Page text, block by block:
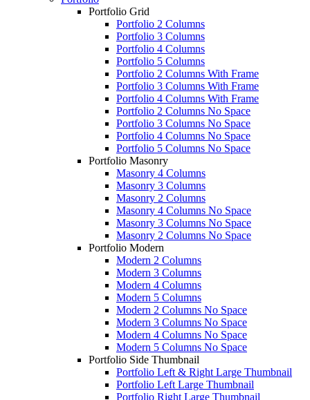
Portfolio Grid
Portfolio 2 Columns
Portfolio 3 Columns
Portfolio 4 Columns
Portfolio 5 Columns
Portfolio 2 Columns With Frame
Portfolio 3 Columns With Frame
Portfolio 4 Columns With Frame
Portfolio 2 Columns No Space
Portfolio 3 Columns No Space
Portfolio 4 Columns No Space
Portfolio 5 Columns No Space
Portfolio Masonry
Masonry 4 Columns
Masonry 3 Columns
Masonry 2 Columns
Masonry 4 Columns No Space
Masonry 3 Columns No Space
Masonry 2 Columns No Space
Portfolio Modern
Modern 2 Columns
Modern 3 Columns
Modern 4 Columns
Modern 5 Columns
Modern 2 Columns No Space
Modern 3 Columns No Space
Modern 4 Columns No Space
Modern 5 Columns No Space
Portfolio Side Thumbnail
Portfolio Left & Right Large Thumbnail
Portfolio Left Large Thumbnail
Portfolio Right Large Thumbnail